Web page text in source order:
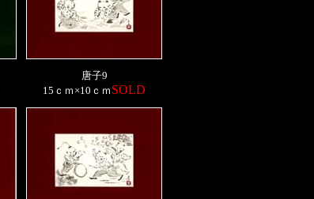
唐子9
15ｃｍ×10ｃｍ SOLD